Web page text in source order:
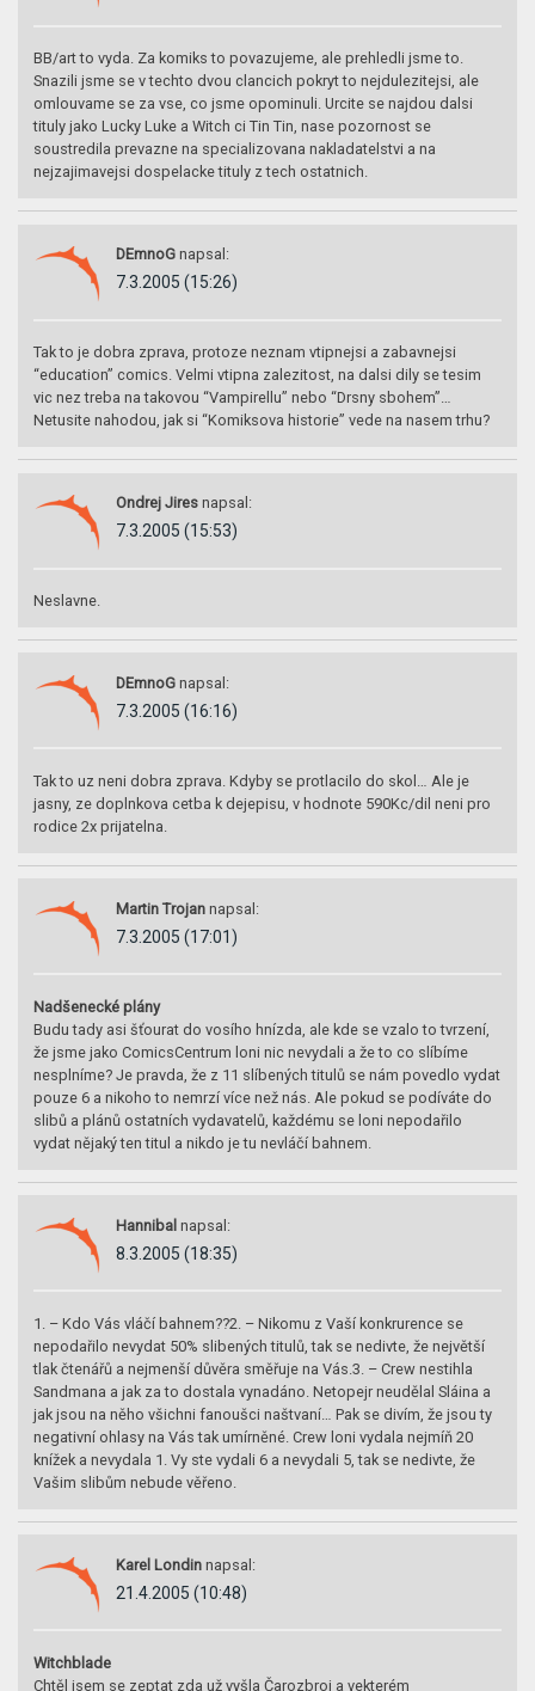
BB/art to vyda. Za komiks to povazujeme, ale prehledli jsme to.
Snazili jsme se v techto dvou clancich pokryt to nejdulezitejsi, ale
omlouvame se za vse, co jsme opominuli. Urcite se najdou dalsi
tituly jako Lucky Luke a Witch ci Tin Tin, nase pozornost se
soustredila prevazne na specializovana nakladatelstvi a na
nejzajimavejsi dospelacke tituly z tech ostatnich.
DEmnoG napsal:
7.3.2005 (15:26)
Tak to je dobra zprava, protoze neznam vtipnejsi a zabavnejsi
“education” comics. Velmi vtipna zalezitost, na dalsi dily se tesim
vic nez treba na takovou “Vampirellu” nebo “Drsny sbohem”…
Netusite nahodou, jak si “Komiksova historie” vede na nasem trhu?
Ondrej Jires napsal:
7.3.2005 (15:53)
Neslavne.
DEmnoG napsal:
7.3.2005 (16:16)
Tak to uz neni dobra zprava. Kdyby se protlacilo do skol… Ale je
jasny, ze doplnkova cetba k dejepisu, v hodnote 590Kc/dil neni pro
rodice 2x prijatelna.
Martin Trojan napsal:
7.3.2005 (17:01)
Nadšenecké plány
Budu tady asi šťourat do vosího hnízda, ale kde se vzalo to tvrzení,
že jsme jako ComicsCentrum loni nic nevydali a že to co slíbíme
nesplníme? Je pravda, že z 11 slíbených titulů se nám povedlo vydat
pouze 6 a nikoho to nemrzí více než nás. Ale pokud se podíváte do
slibů a plánů ostatních vydavatelů, každému se loni nepodařilo
vydat nějaký ten titul a nikdo je tu nevláčí bahnem.
Hannibal napsal:
8.3.2005 (18:35)
1. – Kdo Vás vláčí bahnem??2. – Nikomu z Vaší konkrurence se
nepodařilo nevydat 50% slibených titulů, tak se nedivte, že největší
tlak čtenářů a nejmenší důvěra směřuje na Vás.3. – Crew nestihla
Sandmana a jak za to dostala vynadáno. Netopejr neudělal Sláina a
jak jsou na něho všichni fanoušci naštvaní… Pak se divím, že jsou ty
negativní ohlasy na Vás tak umírněné. Crew loni vydala nejmíň 20
knížek a nevydala 1. Vy ste vydali 6 a nevydali 5, tak se nedivte, že
Vašim slibům nebude věřeno.
Karel Londin napsal:
21.4.2005 (10:48)
Witchblade
Chtěl jsem se zeptat zda už vyšla Čarozbroj a vekterém